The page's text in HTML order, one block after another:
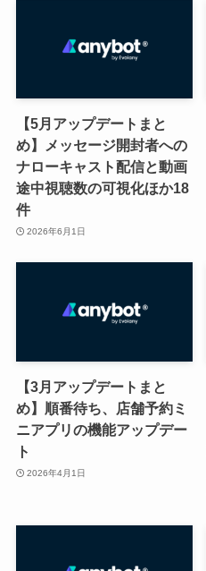
【5月アップデートまと
め】メッセージ開封者への
ナローキャスト配信と動画
途中視聴数の可視化ほか18
件
2026年6月1日
【3月アップデートまと
め】順番待ち、店舗予約ミ
ニアプリの機能アップデー
ト
2026年4月1日